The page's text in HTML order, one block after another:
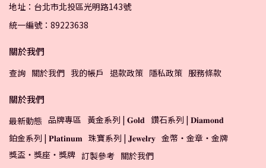
地址：台北市北投區光明路143號
統一編號：89223638
關於我們
查詢 關於我們 我的帳戶 退款政策 隱私政策 服務條款
關於我們
最新動態 品牌專區 黃金系列 | 𝐆𝐨𝐥𝐝 鑽石系列 | 𝐃𝐢𝐚𝐦𝐨𝐧𝐝
鉑金系列 | 𝐏𝐥𝐚𝐭𝐢𝐧𝐮𝐦 珠寶系列 | 𝐉𝐞𝐰𝐞𝐥𝐫𝐲 金幣・金章・金牌
獎盃・獎座・獎牌 訂製參考 關於我們